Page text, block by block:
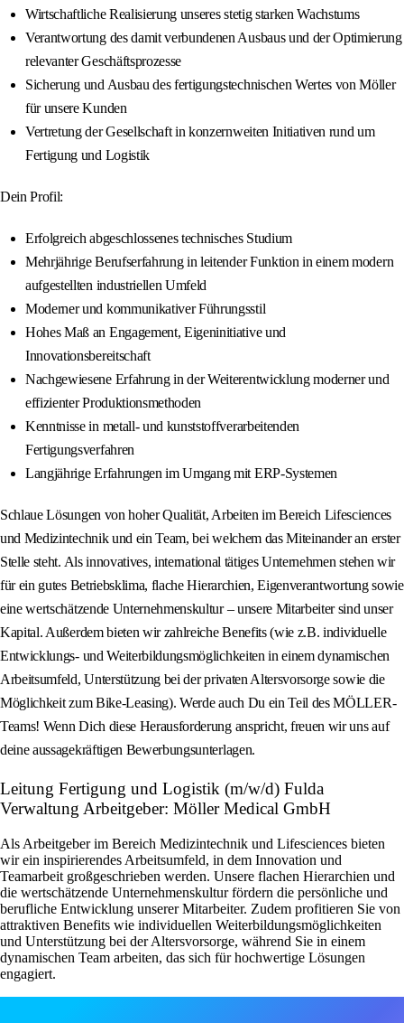
Wirtschaftliche Realisierung unseres stetig starken Wachstums
Verantwortung des damit verbundenen Ausbaus und der Optimierung
relevanter Geschäftsprozesse
Sicherung und Ausbau des fertigungstechnischen Wertes von Möller
für unsere Kunden
Vertretung der Gesellschaft in konzernweiten Initiativen rund um
Fertigung und Logistik
Dein Profil:
Erfolgreich abgeschlossenes technisches Studium
Mehrjährige Berufserfahrung in leitender Funktion in einem modern
aufgestellten industriellen Umfeld
Moderner und kommunikativer Führungsstil
Hohes Maß an Engagement, Eigeninitiative und
Innovationsbereitschaft
Nachgewiesene Erfahrung in der Weiterentwicklung moderner und
effizienter Produktionsmethoden
Kenntnisse in metall- und kunststoffverarbeitenden
Fertigungsverfahren
Langjährige Erfahrungen im Umgang mit ERP-Systemen
Schlaue Lösungen von hoher Qualität, Arbeiten im Bereich Lifesciences
und Medizintechnik und ein Team, bei welchem das Miteinander an erster
Stelle steht. Als innovatives, international tätiges Unternehmen stehen wir
für ein gutes Betriebsklima, flache Hierarchien, Eigenverantwortung sowie
eine wertschätzende Unternehmenskultur – unsere Mitarbeiter sind unser
Kapital. Außerdem bieten wir zahlreiche Benefits (wie z.B. individuelle
Entwicklungs- und Weiterbildungsmöglichkeiten in einem dynamischen
Arbeitsumfeld, Unterstützung bei der privaten Altersvorsorge sowie die
Möglichkeit zum Bike-Leasing). Werde auch Du ein Teil des MÖLLER-
Teams! Wenn Dich diese Herausforderung anspricht, freuen wir uns auf
deine aussagekräftigen Bewerbungsunterlagen.
Leitung Fertigung und Logistik (m/w/d) Fulda
Verwaltung Arbeitgeber: Möller Medical GmbH
Als Arbeitgeber im Bereich Medizintechnik und Lifesciences bieten
wir ein inspirierendes Arbeitsumfeld, in dem Innovation und
Teamarbeit großgeschrieben werden. Unsere flachen Hierarchien und
die wertschätzende Unternehmenskultur fördern die persönliche und
berufliche Entwicklung unserer Mitarbeiter. Zudem profitieren Sie von
attraktiven Benefits wie individuellen Weiterbildungsmöglichkeiten
und Unterstützung bei der Altersvorsorge, während Sie in einem
dynamischen Team arbeiten, das sich für hochwertige Lösungen
engagiert.